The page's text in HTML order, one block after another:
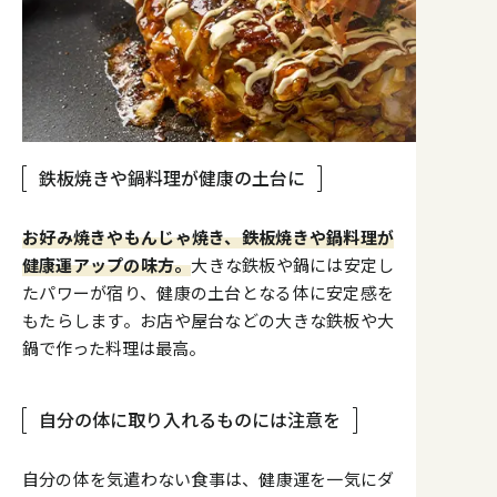
鉄板焼きや鍋料理が健康の土台に
お好み焼きやもんじゃ焼き、鉄板焼きや鍋料理が
健康運アップの味方。大きな鉄板や鍋には安定し
たパワーが宿り、健康の土台となる体に安定感を
もたらします。お店や屋台などの大きな鉄板や大
鍋で作った料理は最高。
自分の体に取り入れるものには注意を
自分の体を気遣わない食事は、健康運を一気にダ